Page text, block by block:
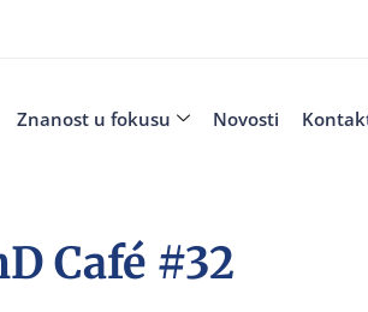
Znanost u fokusu Novosti
Café #32